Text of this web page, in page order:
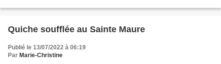
Quiche soufflée au Sainte Maure
Publié le 13/07/2022 à 06:19
Par Marie-Christine